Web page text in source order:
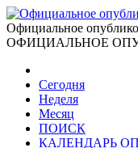
Официальное
ОФИЦИАЛЬНОЕ
Сегодня
Неделя
Месяц
ПОИСК
КАЛЕНДАРЬ